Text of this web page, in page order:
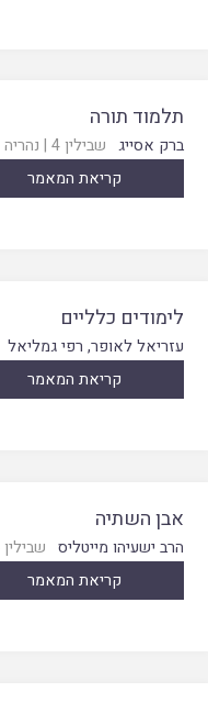
תלמוד תורה
ברק אסייג שבילין 4 | נהריה
קריאת המאמר
לימודים כלליים
עזריאל לאופר, רפי גמליאל
קריאת המאמר
אבן השתיה
הרב ישעיהו מייטליס שבילין 4
קריאת המאמר